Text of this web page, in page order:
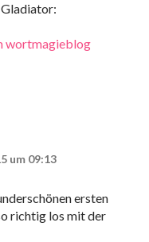
wortmagieblog
um 09:13
ersten
richtig los mit der